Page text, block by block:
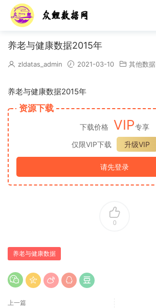
养老与健康数据2015年
zldatas_admin 2021-03-10 其他数据
养老与健康数据2015年
资源下载
下载价格 VIP专享
仅限VIP下载
升级VIP
请先登录
0
养老与健康数据
上一篇